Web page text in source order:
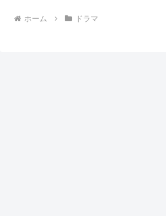
ホーム ドラマ